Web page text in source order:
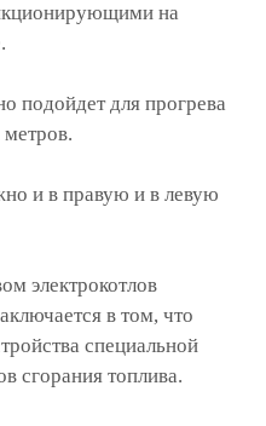
на
подойдет для прогрева
и в правую и в левую
электрокотлов
в том, что
специальной
сгорания топлива.